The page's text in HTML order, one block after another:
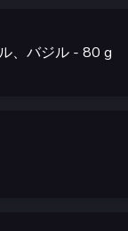
、バジル - 80 g